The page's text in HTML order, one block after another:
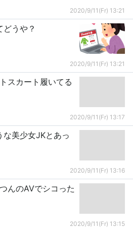
2020/9/11(Fr) 13:21
うや？
2020/9/11(Fr) 13:21
スカート履いてる
2020/9/11(Fr) 13:17
な美少女JKとあっ
2020/9/11(Fr) 13:16
んのAVでシコった
2020/9/11(Fr) 13:15